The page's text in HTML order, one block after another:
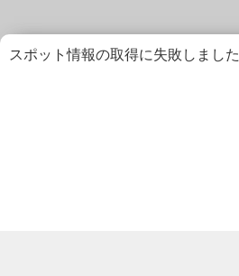
スポット情報の取得に失敗しました